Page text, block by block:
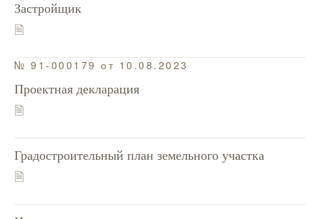
Застройщик
🗎
№ 91-000179 от 10.08.2023
Проектная декларация
🗎
Градостроительный план земельного участка
🗎